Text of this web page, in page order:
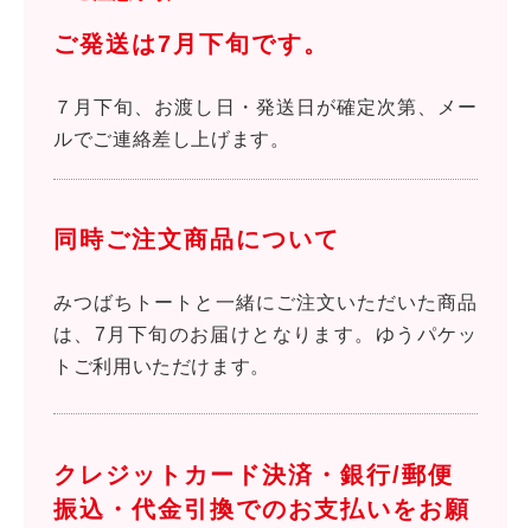
ご発送は7月下旬です。
７月下旬、お渡し日・発送日が確定次第、メー
ルでご連絡差し上げます。
同時ご注文商品について
みつばちトートと一緒にご注文いただいた商品
は、7月下旬のお届けとなります。ゆうパケッ
トご利用いただけます。
クレジットカード決済・銀行/郵便
振込・代金引換でのお支払いをお願